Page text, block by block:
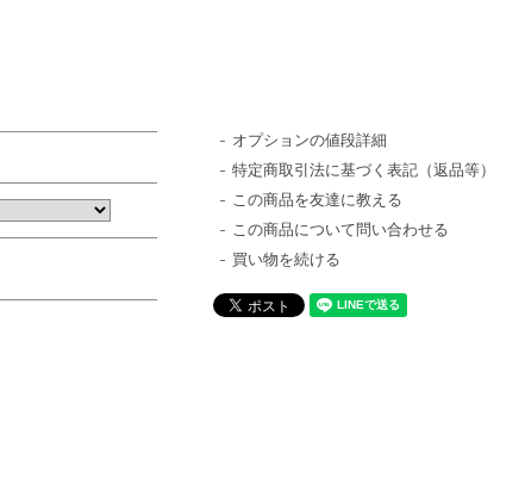
オプションの値段詳細
特定商取引法に基づく表記（返品等）
この商品を友達に教える
この商品について問い合わせる
買い物を続ける